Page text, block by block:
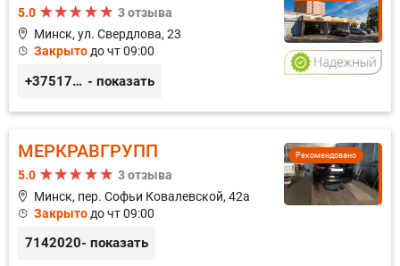
5.0
3 отзыва
Минск, ул. Свердлова, 23
Закрыто до чт 09:00
+375173212443 - показать
Рекомендовано
МЕРКРАВГРУПП
5.0
3 отзыва
Минск, пер. Софьи Ковалевской, 42а
Закрыто до чт 09:00
7142020- показать